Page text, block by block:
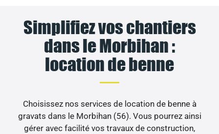
Simplifiez vos chantiers
dans le Morbihan :
location de benne
Choisissez nos services de location de benne à
gravats dans le Morbihan (56). Vous pourrez ainsi
gérer avec facilité vos travaux de construction,